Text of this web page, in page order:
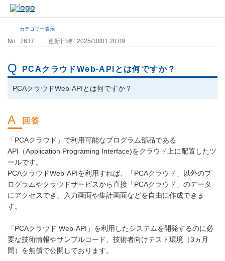
カテゴリー表示
No : 7637 更新日時 : 2025/10/01 20:09
PCAクラウドWeb-APIとは何ですか？
PCAクラウドWeb-APIとは何ですか？
「PCAクラウド」で利用可能なプログラム部品である
API（Application Programing Interface)をクラウド上に配置したツ
ールです。
PCAクラウドWeb-APIを利用すれば、「PCAクラウド」以外のプ
ログラムやクラウドサービスから直接「PCAクラウド」のデータ
にアクセスでき、入力画面や集計画面などを自由に作成できま
す。
「PCAクラウド Web-API」を利用したシステムを開発するのに必
要な技術情報やサンプルコード、技術者向けテスト環境（3ヵ月
間）を無償で公開しております。